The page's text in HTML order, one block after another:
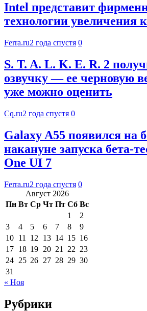
Intel представит
технологии увеличения
Ferra.ru2 года спустя 0
S. T. A. L. K. E. R. 2
озвучку — ее черновую
уже можно оценить
Cq.ru2 года спустя 0
Galaxy A55 появился на
накануне запуска бета-
One UI 7
Ferra.ru2 года спустя 0
Август 2026
Пн Вт Ср Чт Пт Сб Вс
1
2
3
4 5 6 7 8
9
10 11 12 13 14 15 16
17 18 19 20 21 22 23
24 25 26 27 28 29 30
31
« Ноя
Рубрики